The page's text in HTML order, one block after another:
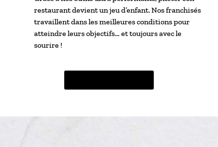
restaurant devient un jeu d’enfant. Nos franchisés
travaillent dans les meilleures conditions pour
atteindre leurs objectifs… et toujours avec le
sourire !